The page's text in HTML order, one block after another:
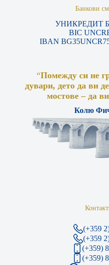
Банкови
УНИКРЕДИТ
BIC
IBAN
“Помежду си не
дувари, дето да ви
мостове – да
Колю
(+359
(+359
(+359)
(+359)